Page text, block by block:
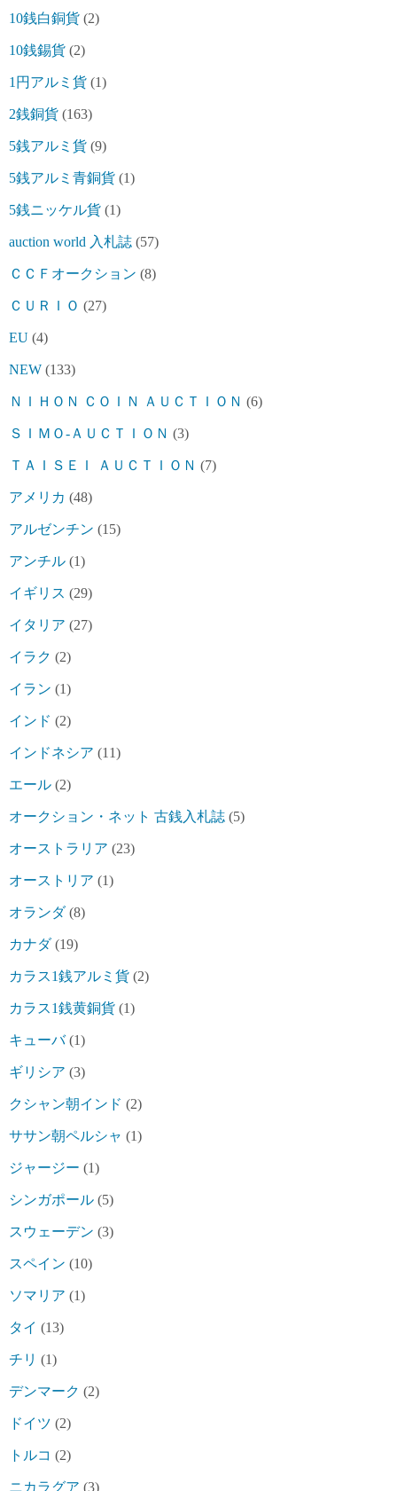
10銭白銅貨 (2)
10銭錫貨 (2)
1円アルミ貨 (1)
2銭銅貨 (163)
5銭アルミ貨 (9)
5銭アルミ青銅貨 (1)
5銭ニッケル貨 (1)
auction world 入札誌 (57)
ＣＣＦオークション (8)
ＣＵＲＩＯ (27)
EU (4)
NEW (133)
ＮＩＨＯＮ ＣＯＩＮ ＡＵＣＴＩＯＮ (6)
ＳＩＭＯ-ＡＵＣＴＩＯＮ (3)
ＴＡＩＳＥＩ ＡＵＣＴＩＯＮ (7)
アメリカ (48)
アルゼンチン (15)
アンチル (1)
イギリス (29)
イタリア (27)
イラク (2)
イラン (1)
インド (2)
インドネシア (11)
エール (2)
オークション・ネット 古銭入札誌 (5)
オーストラリア (23)
オーストリア (1)
オランダ(8)
カナダ(19)
カラス1銭アルミ貨 (2)
カラス1銭黄銅貨 (1)
キューバ(1)
ギリシア (3)
クシャン朝インド (2)
ササン朝ペルシャ (1)
ジャージー (1)
シンガポール (5)
スウェーデン (3)
スペイン (10)
ソマリア (1)
タイ (13)
チリ (1)
デンマーク (2)
ドイツ (2)
トルコ (2)
ニカラグア (3)